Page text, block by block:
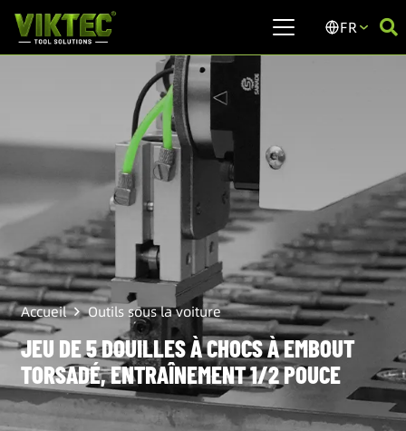
FR
Accueil Outils sous la voiture
JEU DE 5 DOUILLES À CHOCS À EMBOUT
TORSADÉ, ENTRAÎNEMENT 1/2 POUCE